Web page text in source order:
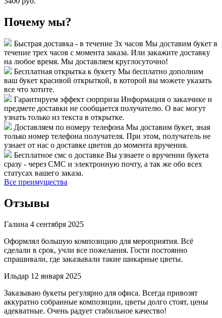
Почему мы?
Быстрая доставка - в течение 3х часов Мы доставим букет в
течение трех часов с момента заказа. Или закажите доставку
на любое время. Мы доставляем круглосуточно!
Бесплатная открытка к букету Мы бесплатно дополним
ваш букет красивой открыткой, в которой вы можете указать
все что хотите.
Гарантируем эффект сюрприза Информация о заказчике и
предмете доставки не сообщается получателю. О вас могут
узнать только из текста в открытке.
Доставляем по номеру телефона Мы доставим букет, зная
только номер телефона получателя. При этом, получатель не
узнает от нас о доставке цветов до момента вручения.
Бесплатное смс о доставке Вы узнаете о вручении букета
сразу - через СМС и электронную почту, а так же обо всех
статусах вашего заказа.
Все преимущества
Отзывы
Галина 4 сентября 2025
Оформлял большую композицию для мероприятия. Всё
сделали в срок, учли все пожелания. Гости постоянно
спрашивали, где заказывали такие шикарные цветы.
Ильдар 12 января 2025
Заказываю букеты регулярно для офиса. Всегда привозят
аккуратно собранные композиции, цветы долго стоят, цены
адекватные. Очень радует стабильное качество!